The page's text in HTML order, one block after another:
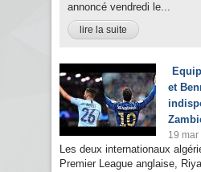
annoncé vendredi le...
lire la suite
et
19 mar
Les deux internationaux
Premier League anglaise,